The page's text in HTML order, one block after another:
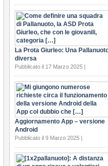
La Prota Giurleo: Una
diversa
Pubblicato il 17 Marzo 2025 |
Aggiornamento App – versione
Android
Pubblicato il 9 Marzo 2025 |